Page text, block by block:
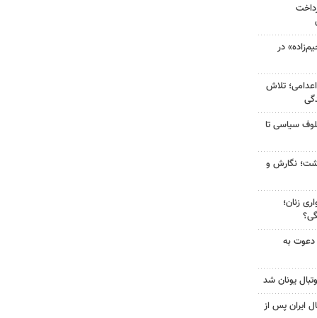
در
تلاش
سیاسی تا
نگارش و
زنان؛
دعوت به
یونان شد
ایران پس از